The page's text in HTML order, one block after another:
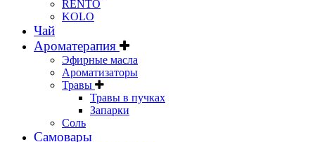
RENTO
KOLO
Чай
Ароматерапия
Эфирные масла
Ароматизаторы
Травы
Травы в пучках
Запарки
Соль
Самовары